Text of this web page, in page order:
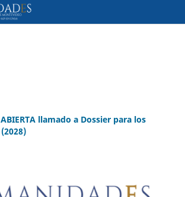
ABIERTA llamado a Dossier para los